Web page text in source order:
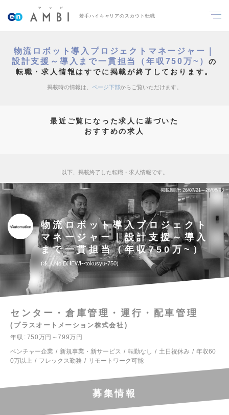
若手ハイキャリアのスカウト転職
物流ロボット導入プロジェクトマネージャー｜
設計支援～導入まで一貫担当（年収750万~）の
転職・求人情報はすでに掲載が終了しております。
掲載時の情報は、 ページ下部からご覧いただけます。
最近ご覧になった求人に基づいた
おすすめの求人
以下、掲載終了した転職・求人情報です。
掲載期間 26/07/21～26/08/03
物流ロボット導入プロジェクト
マネージャー｜設計支援～導入
まで一貫担当（年収750万~）
求人No.DHEWI--tokusyu-750
センター・倉庫管理・運行・配車管理
プラスオートメーション株式会社
年収
750万円～799万円
ベンチャー企業
新規事業・新サービス 転勤なし 土日祝休み
年収60
0万以上
フレックス勤務 リモートワーク可能
募集情報